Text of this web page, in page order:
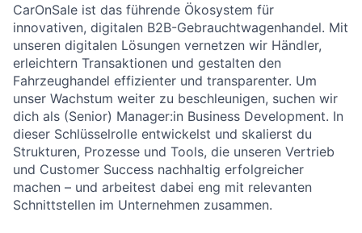
CarOnSale ist das führende Ökosystem für
innovativen, digitalen B2B-Gebrauchtwagenhandel. Mit
unseren digitalen Lösungen vernetzen wir Händler,
erleichtern Transaktionen und gestalten den
Fahrzeughandel effizienter und transparenter. Um
unser Wachstum weiter zu beschleunigen, suchen wir
dich als (Senior) Manager:in Business Development. In
dieser Schlüsselrolle entwickelst und skalierst du
Strukturen, Prozesse und Tools, die unseren Vertrieb
und Customer Success nachhaltig erfolgreicher
machen – und arbeitest dabei eng mit relevanten
Schnittstellen im Unternehmen zusammen.